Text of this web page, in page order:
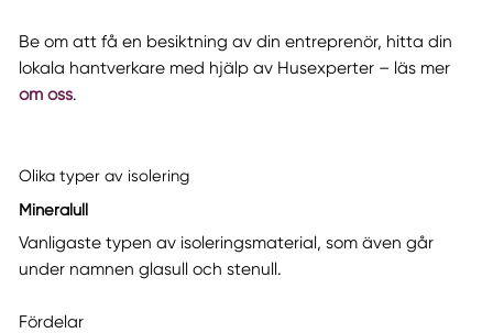
Be om att få en besiktning av din entreprenör, hitta din
lokala hantverkare med hjälp av Husexperter – läs mer
om oss.
Olika typer av isolering
Mineralull
Vanligaste typen av isoleringsmaterial, som även går
under namnen glasull och stenull.
Fördelar